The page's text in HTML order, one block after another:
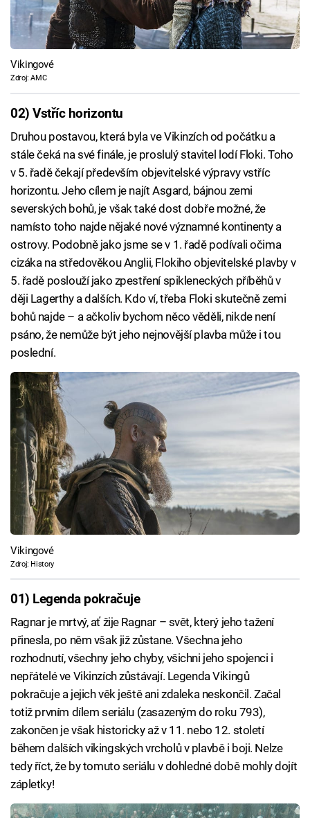
Vikingové
Zdroj: AMC
02) Vstříc horizontu
Druhou postavou, která byla ve Vikinzích od počátku a
stále čeká na své finále, je proslulý stavitel lodí Floki. Toho
v 5. řadě čekají především objevitelské výpravy vstříc
horizontu. Jeho cílem je najít Asgard, bájnou zemi
severských bohů, je však také dost dobře možné, že
namísto toho najde nějaké nové významné kontinenty a
ostrovy. Podobně jako jsme se v 1. řadě podívali očima
cizáka na středověkou Anglii, Flokiho objevitelské plavby v
5. řadě poslouží jako zpestření spikleneckých příběhů v
ději Lagerthy a dalších. Kdo ví, třeba Floki skutečně zemi
bohů najde – a ačkoliv bychom něco věděli, nikde není
psáno, že nemůže být jeho nejnovější plavba může i tou
poslední.
Vikingové
Zdroj: History
01) Legenda pokračuje
Ragnar je mrtvý, ať žije Ragnar – svět, který jeho tažení
přinesla, po něm však již zůstane. Všechna jeho
rozhodnutí, všechny jeho chyby, všichni jeho spojenci i
nepřátelé ve Vikinzích zůstávají. Legenda Vikingů
pokračuje a jejich věk ještě ani zdaleka neskončil. Začal
totiž prvním dílem seriálu (zasazeným do roku 793),
zakončen je však historicky až v 11. nebo 12. století
během dalších vikingských vrcholů v plavbě i boji. Nelze
tedy říct, že by tomuto seriálu v dohledné době mohly dojít
zápletky!